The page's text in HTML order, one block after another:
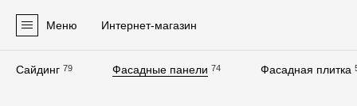
Меню Интернет-магазин
Сайдинг 79 Фасадные панели 74 Фасадная плитка